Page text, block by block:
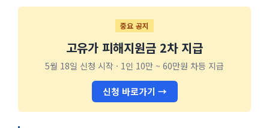
중요 공지
고유가 피해지원금 2차 지급
5월 18일 신청 시작 · 1인 10만 ~ 60만원 차등 지급
신청 바로가기 →